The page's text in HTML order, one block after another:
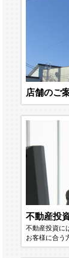
店舗のご
不動産投
不動産投資に
お客様に合う